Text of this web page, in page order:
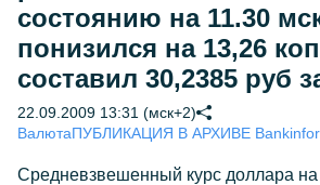
состоянию на 11.30
понизился на 13,26
составил 30,2385 руб
22.09.2009 13:31 (мск+2)
ВалютаПУБЛИКАЦИЯ В АРХИВЕ
Средневзвешенный курс доллара на